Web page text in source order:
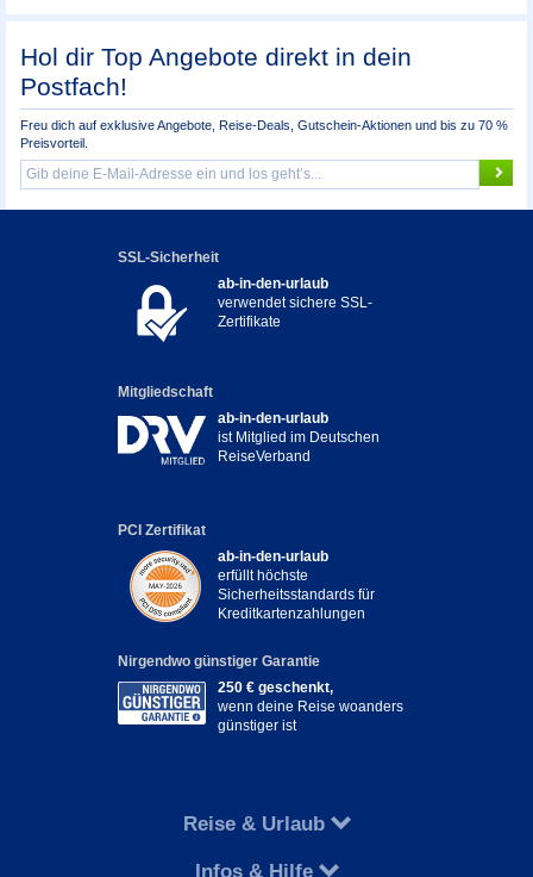
Hol dir Top Angebote direkt in dein
Postfach!
Freu dich auf exklusive Angebote, Reise-Deals, Gutschein-Aktionen und bis zu 70 %
Preisvorteil.
SSL-Sicherheit
ab-in-den-urlaub
verwendet sichere SSL-
Zertifikate
Mitgliedschaft
ab-in-den-urlaub
ist Mitglied im Deutschen
ReiseVerband
PCI Zertifikat
ab-in-den-urlaub
erfüllt höchste
Sicherheitsstandards für
Kreditkartenzahlungen
Nirgendwo günstiger Garantie
250 € geschenkt,
wenn deine Reise woanders
günstiger ist
Reise & Urlaub
Infos & Hilfe